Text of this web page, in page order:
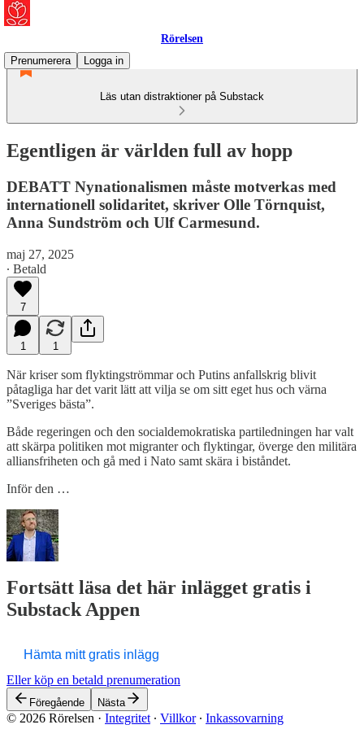
Rörelsen
Prenumerera
Logga in
Läs utan distraktioner på Substack
Egentligen är världen full av hopp
DEBATT Nynationalismen måste motverkas med
internationell solidaritet, skriver Olle Törnquist,
Anna Sundström och Ulf Carmesund.
maj 27, 2025
∙ Betald
7
1 1
När kriser som flyktingströmmar och Putins anfallskrig blivit
påtagliga har det varit lätt att vilja se om sitt eget hus och värna
”Sveriges bästa”.
Både regeringen och den socialdemokratiska partiledningen har valt
att skärpa politiken mot migranter och flyktingar, överge den militära
alliansfriheten och gå med i Nato samt skära i biståndet.
Inför den …
Fortsätt läsa det här inlägget gratis i
Substack Appen
Hämta mitt gratis inlägg
Eller köp en betald prenumeration
Föregående Nästa
© 2026 Rörelsen · Integritet ∙ Villkor∙ Inkassovarning